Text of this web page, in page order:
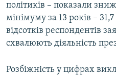
політиків – показали
мінімуму за 13 років –
відсотків респондентів
схвалюють діяльність
Розбіжність у цифрах